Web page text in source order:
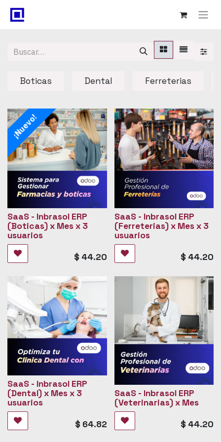
Boticas Dental Ferreterias
¡Nuevo!
SaaS - Inbrasol ERP
(Boticas) x Mes x 3
usuarios
$ 44.20
SaaS - Inbrasol ERP
(Ferreterias) x Mes x 3
usuarios
$ 44.20
SaaS - Inbrasol ERP
(Dental) x Mes x 3
usuarios
$ 64.82
SaaS - Inbrasol ERP
(Veterinarias) x Mes
$ 44.20